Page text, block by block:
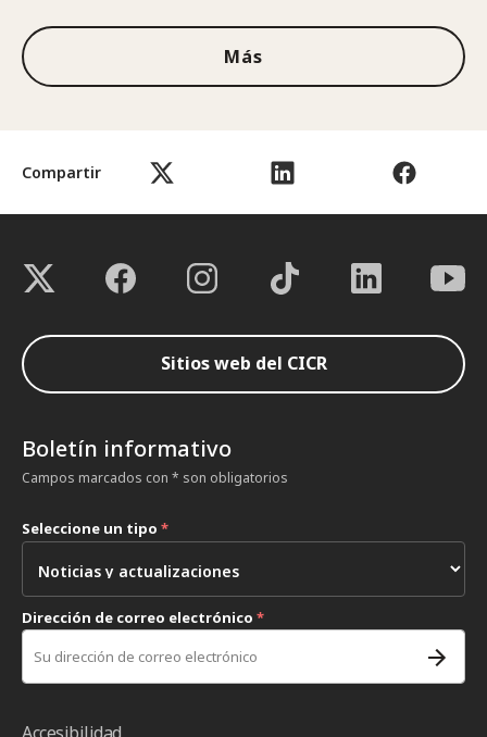
Compartir
Más
Sitios web del CICR
Boletín informativo
Campos marcados con * son obligatorios
Seleccione un tipo *
Dirección de correo electrónico *